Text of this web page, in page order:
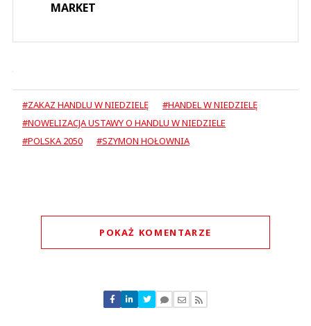
MARKET
#ZAKAZ HANDLU W NIEDZIELĘ
#HANDEL W NIEDZIELĘ
#NOWELIZACJA USTAWY O HANDLU W NIEDZIELE
#POLSKA 2050
#SZYMON HOŁOWNIA
POKAŻ KOMENTARZE
Nie znaleziono komentarzy
Zostaw swoje komentarze